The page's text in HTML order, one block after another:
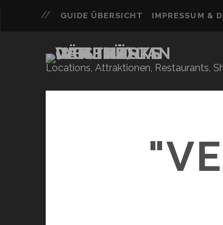
GUIDE ÜBERSICHT IMPRESSUM &
Locations, Attraktionen, Restaurants,